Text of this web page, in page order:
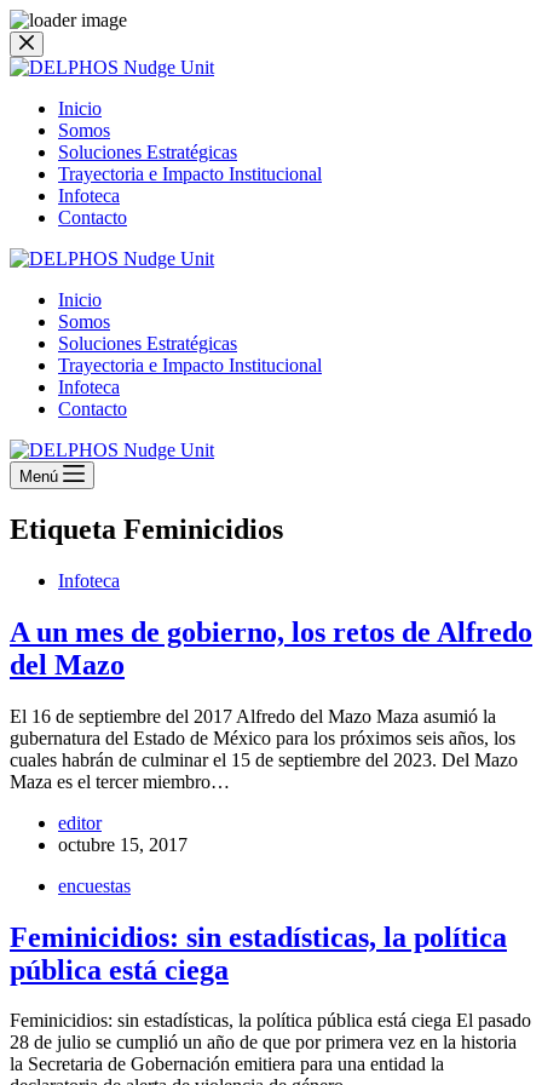
Saltar
al
Inicio
Somos
Soluciones Estratégicas
Trayectoria e Impacto Institucional
Infoteca
Contacto
Inicio
Somos
Soluciones Estratégicas
Trayectoria e Impacto Institucional
Infoteca
Contacto
Menú
Etiqueta Feminicidios
Infoteca
A un mes de gobierno, los retos de Alfredo
del Mazo
El 16 de septiembre del 2017 Alfredo del Mazo Maza asumió la
gubernatura del Estado de México para los próximos seis años, los
cuales habrán de culminar el 15 de septiembre del 2023. Del Mazo
Maza es el tercer miembro…
editor
octubre 15, 2017
encuestas
Feminicidios: sin estadísticas, la política
pública está ciega
Feminicidios: sin estadísticas, la política pública está ciega El pasado
28 de julio se cumplió un año de que por primera vez en la historia
la Secretaria de Gobernación emitiera para una entidad la